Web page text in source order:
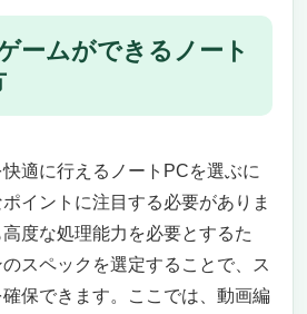
と1TB SSDで快適な作業環境
ッシュレート対応ディスプレイ
ポートで拡張性も抜群
保証とサポート
Computer DAIV R4 ノートパ
集とゲームに最適な高性能クリ
クリエイターバランス）
ームができるノート
適に行えるノートPCを選ぶに
イントに注目する必要がありま
度な処理能力を必要とするた
スペックを選定することで、ス
保できます。ここでは、動画編